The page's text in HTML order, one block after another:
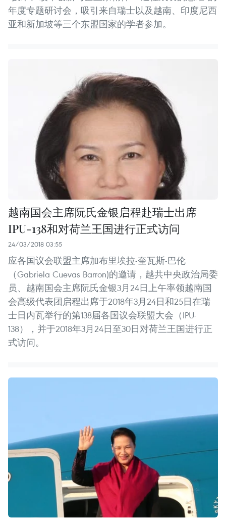
年度专题研讨会，吸引来自瑞士以及越南、印度尼西
亚和新加坡等三个东盟国家的学者参加。
越南国会主席阮氏金银启程赴瑞士出席
IPU-138和对荷兰王国进行正式访问
24/03/2018 03:55
应各国议会联盟主席加布里埃拉-奎瓦斯-巴伦
（Gabriela Cuevas Barron)的邀请，越共中央政治局委
员、越南国会主席阮氏金银3月24日上午率领越南国
会高级代表团启程出席于2018年3月24日和25日在瑞
士日内瓦举行的第138届各国议会联盟大会（IPU-
138），并于2018年3月24日至30日对荷兰王国进行正
式访问。